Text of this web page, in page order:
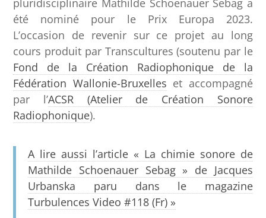
été nominé pour le Prix Europa 2023.
L’occasion de revenir sur ce projet au long
cours produit par Transcultures (soutenu par le
Fond de la Création Radiophonique de la
Fédération Wallonie-Bruxelles et accompagné
par l’ACSR (Atelier de Création Sonore
Radiophonique).
A lire aussi l’article « La chimie sonore de
Mathilde Schoenauer Sebag » de Jacques
Urbanska paru dans le magazine
Turbulences Video #118 (Fr) »